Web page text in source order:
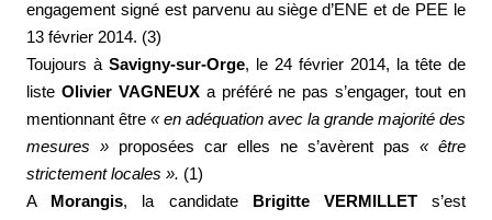
engagement signé est parvenu au siège d’ENE et de PEE le
13 février 2014. (3)
Toujours à Savigny-sur-Orge, le 24 février 2014, la tête de
liste Olivier VAGNEUXa préféré ne pas s’engager, tout en
mentionnant être « en adéquation avec la grande majorité des
mesures » proposées car elles ne s’avèrent pas « être
strictement locales ». (1)
A
Morangis, la candidate Brigitte VERMILLETs’est